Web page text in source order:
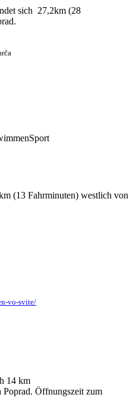
sich 27,2km (28
Sport
(13 Fahrminuten) westlich von
vo-svite/
14 km
Öffnungszeit zum